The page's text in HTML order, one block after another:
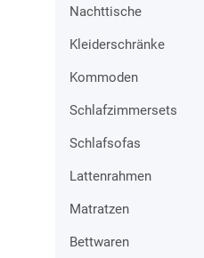
Nachttische
Kleiderschränke
Kommoden
Schlafzimmersets
Schlafsofas
Lattenrahmen
Matratzen
Bettwaren